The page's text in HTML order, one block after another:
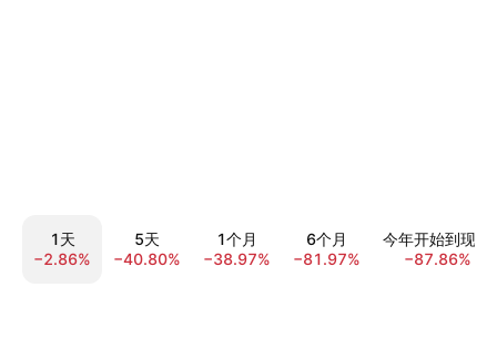
1天
−2.86%
5天
−40.80%
1个月
−38.97%
6个月
−81.97%
今年开始到现在
−87.86%